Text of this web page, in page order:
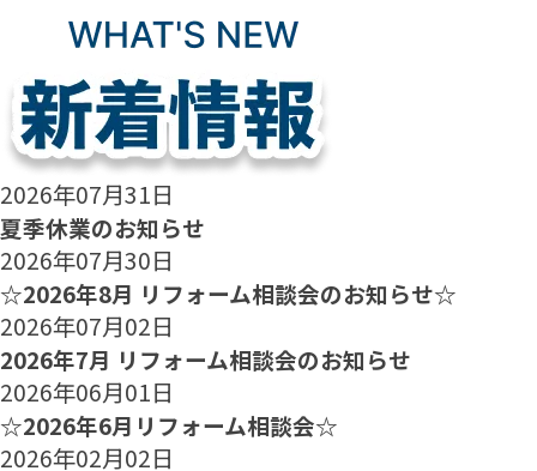
2026年07月31日
夏季休業のお知らせ
2026年07月30日
☆2026年8月 リフォーム相談会のお知らせ☆
2026年07月02日
2026年7月 リフォーム相談会のお知らせ
2026年06月01日
☆2026年6月リフォーム相談会☆
2026年02月02日